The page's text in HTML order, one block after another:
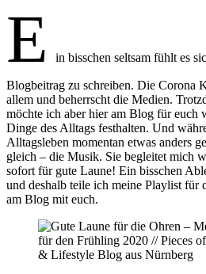
E in bisschen seltsam fühlt es
Blogbeitrag zu schreiben. Die Corona
allem und beherrscht die Medien.
möchte ich aber hier am Blog für euch
Dinge des Alltags festhalten. Und
Alltagsleben momentan etwas anders
gleich – die Musik. Sie begleitet mich
sofort für gute Laune! Ein bisschen
und deshalb teile ich meine Playlist für
am Blog mit euch.